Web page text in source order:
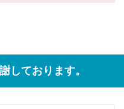
しております。